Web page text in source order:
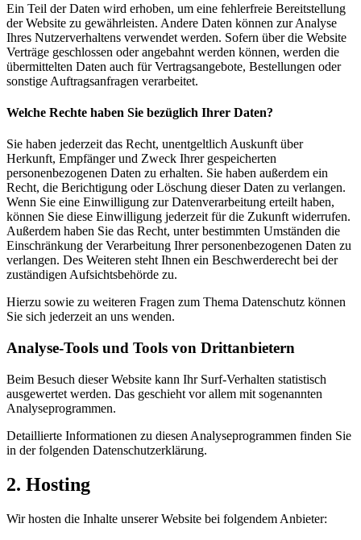
Ein Teil der Daten wird erhoben, um eine fehlerfreie Bereitstellung
der Website zu gewährleisten. Andere Daten können zur Analyse
Ihres Nutzerverhaltens verwendet werden. Sofern über die Website
Verträge geschlossen oder angebahnt werden können, werden die
übermittelten Daten auch für Vertragsangebote, Bestellungen oder
sonstige Auftragsanfragen verarbeitet.
Welche Rechte haben Sie bezüglich Ihrer Daten?
Sie haben jederzeit das Recht, unentgeltlich Auskunft über
Herkunft, Empfänger und Zweck Ihrer gespeicherten
personenbezogenen Daten zu erhalten. Sie haben außerdem ein
Recht, die Berichtigung oder Löschung dieser Daten zu verlangen.
Wenn Sie eine Einwilligung zur Datenverarbeitung erteilt haben,
können Sie diese Einwilligung jederzeit für die Zukunft widerrufen.
Außerdem haben Sie das Recht, unter bestimmten Umständen die
Einschränkung der Verarbeitung Ihrer personenbezogenen Daten zu
verlangen. Des Weiteren steht Ihnen ein Beschwerderecht bei der
zuständigen Aufsichtsbehörde zu.
Hierzu sowie zu weiteren Fragen zum Thema Datenschutz können
Sie sich jederzeit an uns wenden.
Analyse-Tools und Tools von Dritt­anbietern
Beim Besuch dieser Website kann Ihr Surf-Verhalten statistisch
ausgewertet werden. Das geschieht vor allem mit sogenannten
Analyseprogrammen.
Detaillierte Informationen zu diesen Analyseprogrammen finden Sie
in der folgenden Datenschutzerklärung.
2. Hosting
Wir hosten die Inhalte unserer Website bei folgendem Anbieter: